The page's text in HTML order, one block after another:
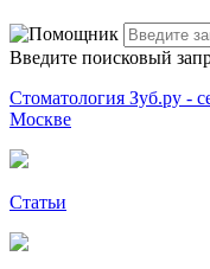
Введите поисковый
Стоматология Зуб.ру -
Москве
Статьи